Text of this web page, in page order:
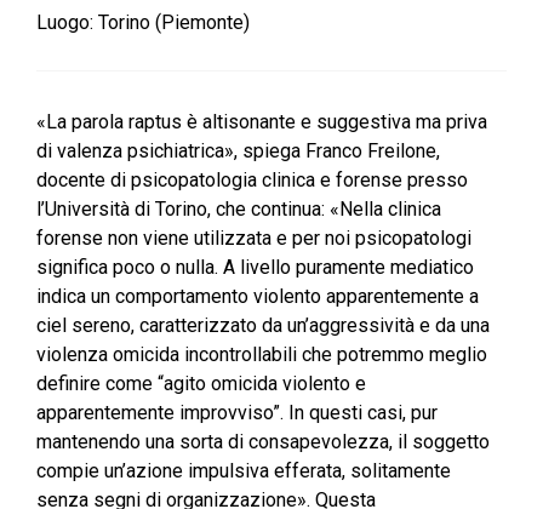
Luogo: Torino (Piemonte)
«La parola raptus è altisonante e suggestiva ma priva
di valenza psichiatrica», spiega Franco Freilone,
docente di psicopatologia clinica e forense presso
l’Università di Torino, che continua: «Nella clinica
forense non viene utilizzata e per noi psicopatologi
significa poco o nulla. A livello puramente mediatico
indica un comportamento violento apparentemente a
ciel sereno, caratterizzato da un’aggressività e da una
violenza omicida incontrollabili che potremmo meglio
definire come “agito omicida violento e
apparentemente improvviso”. In questi casi, pur
mantenendo una sorta di consapevolezza, il soggetto
compie un’azione impulsiva efferata, solitamente
senza segni di organizzazione». Questa